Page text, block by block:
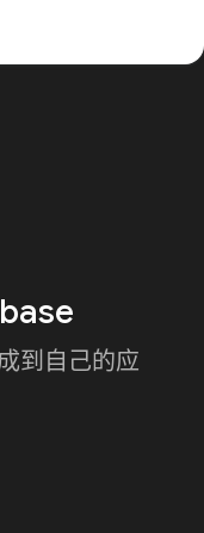
到自己的应